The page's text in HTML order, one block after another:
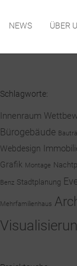
NEWS ÜBER
Schlagworte:
Innenraum
Bürogebäude
Webdesign
Grafik Montage
Benz Stadtplanung
Mehrfamilienhaus